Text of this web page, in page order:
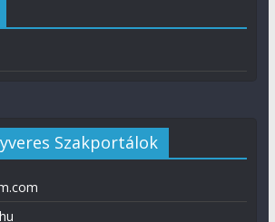
Szakportálok